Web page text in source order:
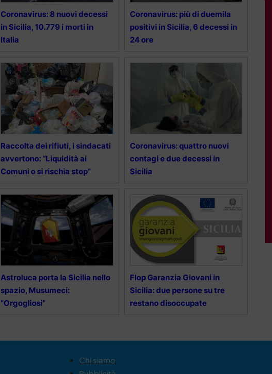
Coronavirus: 8 nuovi decessi
in Sicilia, 10.779 i morti in
Italia
Coronavirus: più di duemila
positivi in Sicilia, 6 decessi in
24 ore
Raccolta dei rifiuti, i sindacati
avvertono: “Liquidità ai
Comuni o si rischia stop”
Coronavirus: quattro nuovi
contagi e due decessi in
Sicilia
Astroluca porta la Sicilia nello
spazio, Musumeci:
“Orgogliosi”
Flop Garanzia Giovani in
Sicilia: due persone su tre
restano disoccupate
Chi siamo